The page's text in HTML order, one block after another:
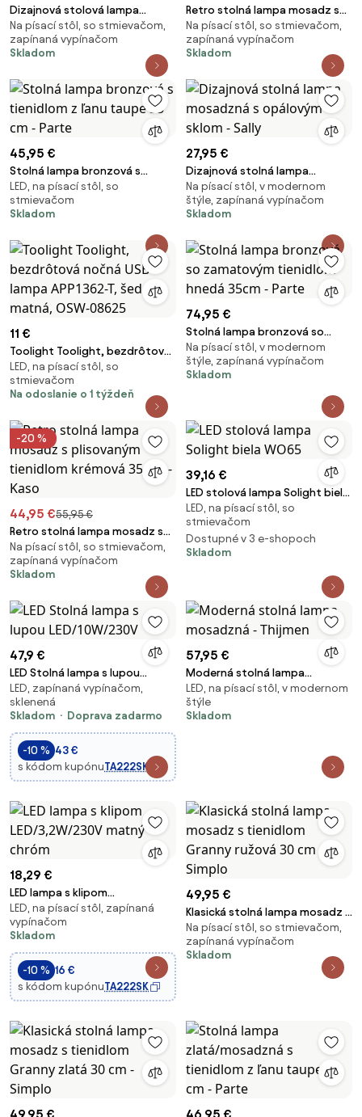
Dizajnová stolová lampa
mosadz so sklom s dymovým
efektom - Bliss Cute
Na písací stôl, so stmievačom,
zapínaná vypínačom
Skladom
Retro stolná lampa mosadz s
plisovaným tienidlom bielym 25
cm - Kaso
Na písací stôl, so stmievačom,
zapínaná vypínačom
Skladom
45,95 €
Stolná lampa bronzová s
tienidlom z ľanu taupe 35 cm -
Parte
LED, na písací stôl, so
stmievačom
Skladom
27,95 €
Dizajnová stolná lampa
mosadzná s opálovým sklom -
Sally
Na písací stôl, v modernom
štýle, zapínaná vypínačom
Skladom
11 €
Toolight Toolight, bezdrôtová
nočná USB lampa APP1362-T,
šedá matná, OSW-08625
LED, na písací stôl, so
stmievačom
Na odoslanie o 1 týždeň
74,95 €
Stolná lampa bronzová so
zamatovým tienidlom hnedá
35cm - Parte
Na písací stôl, v modernom
štýle, zapínaná vypínačom
Skladom
-20 %
44,95 €55,95 €
Retro stolná lampa mosadz s
plisovaným tienidlom krémová
35 cm - Kaso
Na písací stôl, so stmievačom,
zapínaná vypínačom
Skladom
39,16 €
LED stolová lampa Solight biela
WO65
LED, na písací stôl, so
stmievačom
Dostupné v 3 e-shopoch
Skladom
47,9 €
LED Stolná lampa s lupou
LED/10W/230V
LED, zapínaná vypínačom,
sklenená
Skladom
Doprava zadarmo
-10 % 43 €
s kódom kupónuTA222SK
57,95 €
Moderná stolná lampa
mosadzná - Thijmen
LED, na písací stôl, v modernom
štýle
Skladom
18,29 €
LED lampa s klipom
LED/3,2W/230V matný chróm
LED, na písací stôl, zapínaná
vypínačom
Skladom
-10 % 16 €
s kódom kupónuTA222SK
49,95 €
Klasická stolná lampa mosadz s
tienidlom Granny ružová 30 cm
- Simplo
Na písací stôl, so stmievačom,
zapínaná vypínačom
Skladom
49,95 € 46,95 €